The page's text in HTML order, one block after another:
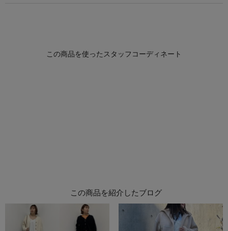
この商品を紹介したブログ